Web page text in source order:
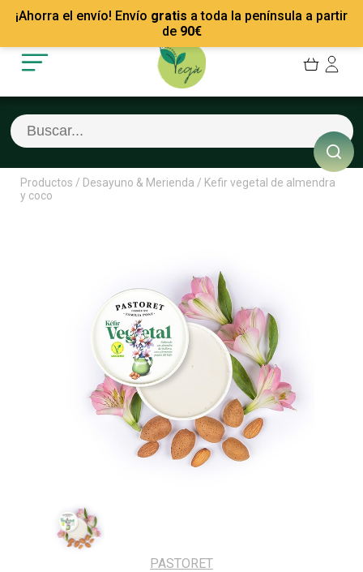
¡Ahorra el envío! Envío gratis a toda la península a partir
de 90€
Mis Pedidos
Mis favoritos
Cerrar sesión
Recetas
Empresas
Contacto
Productos / Desayuno & Merienda / Kefir vegetal de almendra
y coco
PASTORET